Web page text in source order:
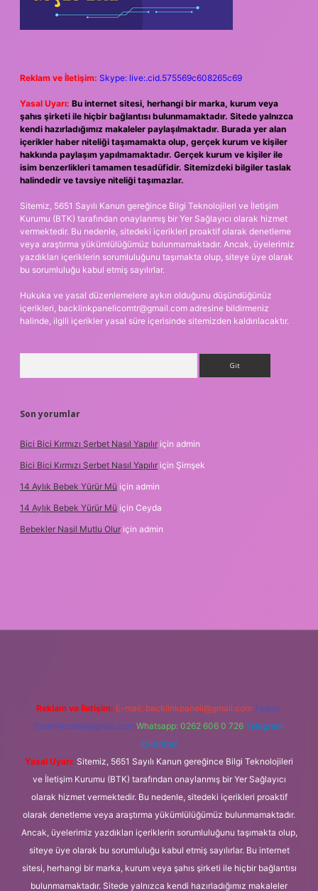
Reklam ve İletişim: Skype: live:.cid.575569c608265c69
Yasal Uyarı: Bu internet sitesi, herhangi bir marka, kurum veya
şahıs şirketi ile hiçbir bağlantısı bulunmamaktadır. Sitede yalnızca
kendi hazırladığımız makaleler paylaşılmaktadır. Burada yer alan
içerikler haber niteliği taşımamakta olup, gerçek kurum ve kişiler
hakkında paylaşım yapılmamaktadır. Gerçek kurum ve kişiler ile
isim benzerlikleri tamamen tesadüfidir. Sitemizdeki bilgiler taslak
halindedir ve tavsiye niteliği taşımazlar.
Sitemiz, 5651 Sayılı Kanun gereğince Bilgi Teknolojileri ve İletişim
Kurumu (BTK) tarafından onaylanmış bir Yer Sağlayıcı olarak hizmet
vermektedir. Bu nedenle, sitedeki içerikleri proaktif olarak denetleme
veya araştırma yükümlülüğümüz bulunmamaktadır. Ancak, üyelerimiz
yazdıkları içeriklerin sorumluluğunu taşımakta olup, siteye üye olarak
bu sorumluluğu kabul etmiş sayılırlar.
Hukuka ve yasal düzenlemelere aykırı olduğunu düşündüğünüz
içerikleri, backlinkpanelicomtr@gmail.com adresine bildirmeniz
halinde, ilgili içerikler yasal süre içerisinde sitemizden kaldırılacaktır.
Son yorumlar
Bici Bici Kırmızı Şerbet Nasıl Yapılır için admin
Bici Bici Kırmızı Şerbet Nasıl Yapılır için Şimşek
14 Aylık Bebek Yürür Mü için admin
14 Aylık Bebek Yürür Mü için Ceyda
Bebekler Nasil Mutlu Olur için admin
Reklam ve İletişim: E-mail: backlinkpaneli@gmail.com Teams:
forumhizmeti@gmail.com Whatsapp: 0262 606 0 726 Telegram:
@karabul
Yasal Uyarı: Sitemiz, 5651 Sayılı Kanun gereğince Bilgi Teknolojileri
ve İletişim Kurumu (BTK) tarafından onaylanmış bir Yer Sağlayıcı
olarak hizmet vermektedir. Bu nedenle, sitedeki içerikleri proaktif
olarak denetleme veya araştırma yükümlülüğümüz bulunmamaktadır.
Ancak, üyelerimiz yazdıkları içeriklerin sorumluluğunu taşımakta olup,
siteye üye olarak bu sorumluluğu kabul etmiş sayılırlar. Bu internet
sitesi, herhangi bir marka, kurum veya şahıs şirketi ile hiçbir bağlantısı
bulunmamaktadır. Sitede yalnızca kendi hazırladığımız makaleler